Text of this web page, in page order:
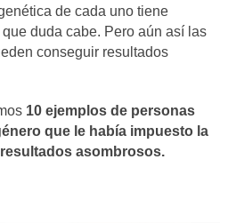
de cada uno tiene
duda cabe. Pero aún así las
conseguir resultados
10 ejemplos de personas
que le había impuesto la
asombrosos.